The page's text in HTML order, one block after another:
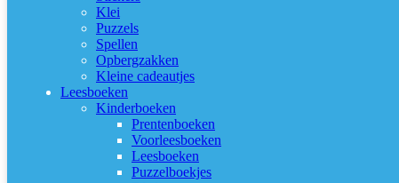
Klei
Puzzels
Spellen
Opbergzakken
Kleine cadeautjes
Leesboeken
Kinderboeken
Prentenboeken
Voorleesboeken
Leesboeken
Puzzelboekjes